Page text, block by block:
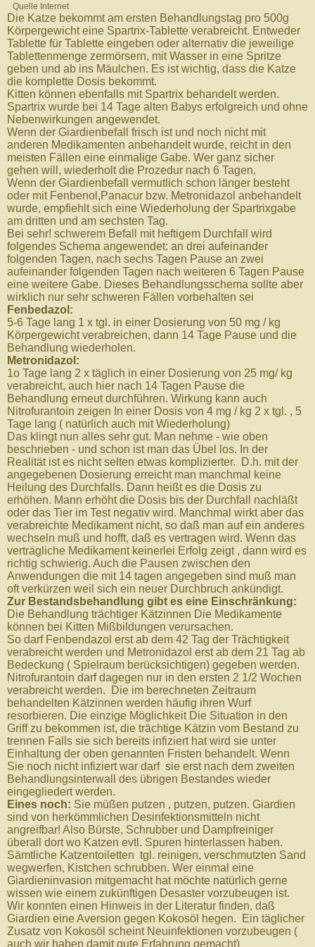
Quelle Internet
Die Katze bekommt am ersten Behandlungstag pro 500g
Körpergewicht eine Spartrix-Tablette verabreicht. Entweder
Tablette für Tablette eingeben oder alternativ die jeweilige
Tablettenmenge zermörsern, mit Wasser in eine Spritze
geben und ab ins Mäulchen. Es ist wichtig, dass die Katze
die komplette Dosis bekommt.
Kitten können ebenfalls mit Spartrix behandelt werden.
Spartrix wurde bei 14 Tage alten Babys erfolgreich und ohne
Nebenwirkungen angewendet.
Wenn der Giardienbefall frisch ist und noch nicht mit
anderen Medikamenten anbehandelt wurde, reicht in den
meisten Fällen eine einmalige Gabe. Wer ganz sicher
gehen will, wiederholt die Prozedur nach 6 Tagen.
Wenn der Giardienbefall vermutlich schon länger besteht
oder mit Fenbenol,Panacur bzw. Metronidazol anbehandelt
wurde, empfiehlt sich eine Wiederholung der Spartrixgabe
am dritten und am sechsten Tag.
Bei sehr! schwerem Befall mit heftigem Durchfall wird
folgendes Schema angewendet: an drei aufeinander
folgenden Tagen, nach sechs Tagen Pause an zwei
aufeinander folgenden Tagen nach weiteren 6 Tagen Pause
eine weitere Gabe. Dieses Behandlungsschema sollte aber
wirklich nur sehr schweren Fällen vorbehalten sei
Fenbedazol:
5-6 Tage lang 1 x tgl. in einer Dosierung von 50 mg / kg
Körpergewicht verabreichen, dann 14 Tage Pause und die
Behandlung wiederholen.
Metronidazol:
1o Tage lang 2 x täglich in einer Dosierung von 25 mg/ kg
verabreicht, auch hier nach 14 Tagen Pause die
Behandlung erneut durchführen. Wirkung kann auch
Nitrofurantoin zeigen In einer Dosis von 4 mg / kg 2 x tgl. , 5
Tage lang ( natürlich auch mit Wiederholung)
Das klingt nun alles sehr gut. Man nehme - wie oben
beschrieben - und schon ist man das Übel los. In der
Realität ist es nicht selten etwas komplizierter. D.h. mit der
angegebenen Dosierung erreicht man manchmal keine
Heilung des Durchfalls. Dann heißt es die Dosis zu
erhöhen. Mann erhöht die Dosis bis der Durchfall nachläßt
oder das Tier im Test negativ wird. Manchmal wirkt aber das
verabreichte Medikament nicht, so daß man auf ein anderes
wechseln muß und hofft, daß es vertragen wird. Wenn das
verträgliche Medikament keinerlei Erfolg zeigt , dann wird es
richtig schwierig. Auch die Pausen zwischen den
Anwendungen die mit 14 tagen angegeben sind muß man
oft verkürzen weil sich ein neuer Durchbruch ankündigt.
Zur Bestandsbehandlung gibt es eine Einschränkung:
Die Behandlung trächtiger Kätzinnen Die Medikamente
können bei Kitten Mißbildungen verursachen.
So darf Fenbendazol erst ab dem 42 Tag der Trächtigkeit
verabreicht werden und Metronidazol erst ab dem 21 Tag ab
Bedeckung ( Spielraum berücksichtigen) gegeben werden.
Nitrofurantoin darf dagegen nur in den ersten 2 1/2 Wochen
verabreicht werden. Die im berechneten Zeitraum
behandelten Kätzinnen werden häufig ihren Wurf
resorbieren. Die einzige Möglichkeit Die Situation in den
Griff zu bekommen ist, die trächtige Kätzin vom Bestand zu
trennen Falls sie sich bereits infiziert hat wird sie unter
Einhaltung der oben genannten Fristen behandelt. Wenn
Sie noch nicht infiziert war darf sie erst nach dem zweiten
Behandlungsinterwall des übrigen Bestandes wieder
eingegliedert werden.
Eines noch: Sie müßen putzen , putzen, putzen. Giardien
sind von herkömmlichen Desinfektionsmitteln nicht
angreifbar! Also Bürste, Schrubber und Dampfreiniger
überall dort wo Katzen evtl. Spuren hinterlassen haben.
Sämtliche Katzentoiletten tgl. reinigen, verschmutzten Sand
wegwerfen, Kistchen schrubben. Wer einmal eine
Giardieninvasion mitgemacht hat möchte natürlich gerne
wissen wie einem zukünftigen Desaster vorzubeugen ist.
Wir konnten einen Hinweis in der Literatur finden, daß
Giardien eine Aversion gegen Kokosöl hegen. Ein täglicher
Zusatz von Kokosöl scheint Neuinfektionen vorzubeugen (
auch wir haben damit gute Erfahrung gemacht)